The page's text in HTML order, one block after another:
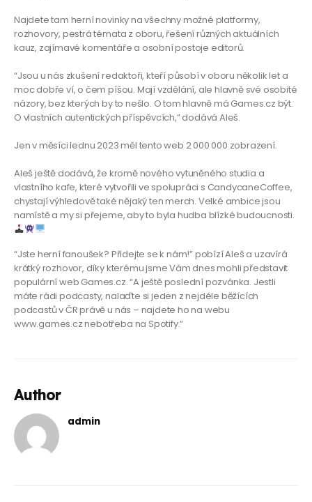
Najdete tam herní novinky na všechny možné platformy,
rozhovory, pestrá témata z oboru, řešení různých aktuálních
kauz, zajímavé komentáře a osobní postoje editorů.
“Jsou u nás zkušení redaktoři, kteří působí v oboru několik let a
moc dobře ví, o čem píšou. Mají vzdělání, ale hlavně své osobité
názory, bez kterých by to nešlo. O tom hlavně má Games.cz být.
O vlastních autentických příspěvcích,” dodává Aleš.
Jen v měsíci lednu 2023 měl tento web 2 000 000 zobrazení.
Aleš ještě dodává, že kromě nového vytuněného studia a
vlastního kafe, které vytvořili ve spolupráci s CandycaneCoffee,
chystají výhledově také nějaký ten merch. Velké ambice jsou
namístě a my si přejeme, aby to byla hudba blízké budoucnosti.
“Jste herní fanoušek? Přidejte se k nám!” pobízí Aleš a uzavírá
krátký rozhovor, díky kterému jsme Vám dnes mohli představit
populární web Games.cz. “A ještě poslední pozvánka. Jestli
máte rádi podcasty, nalaďte si jeden z nejdéle běžících
podcastů v ČR právě u nás – najdete ho na webu
www.games.cz nebotřeba na Spotify.”
Author
admin